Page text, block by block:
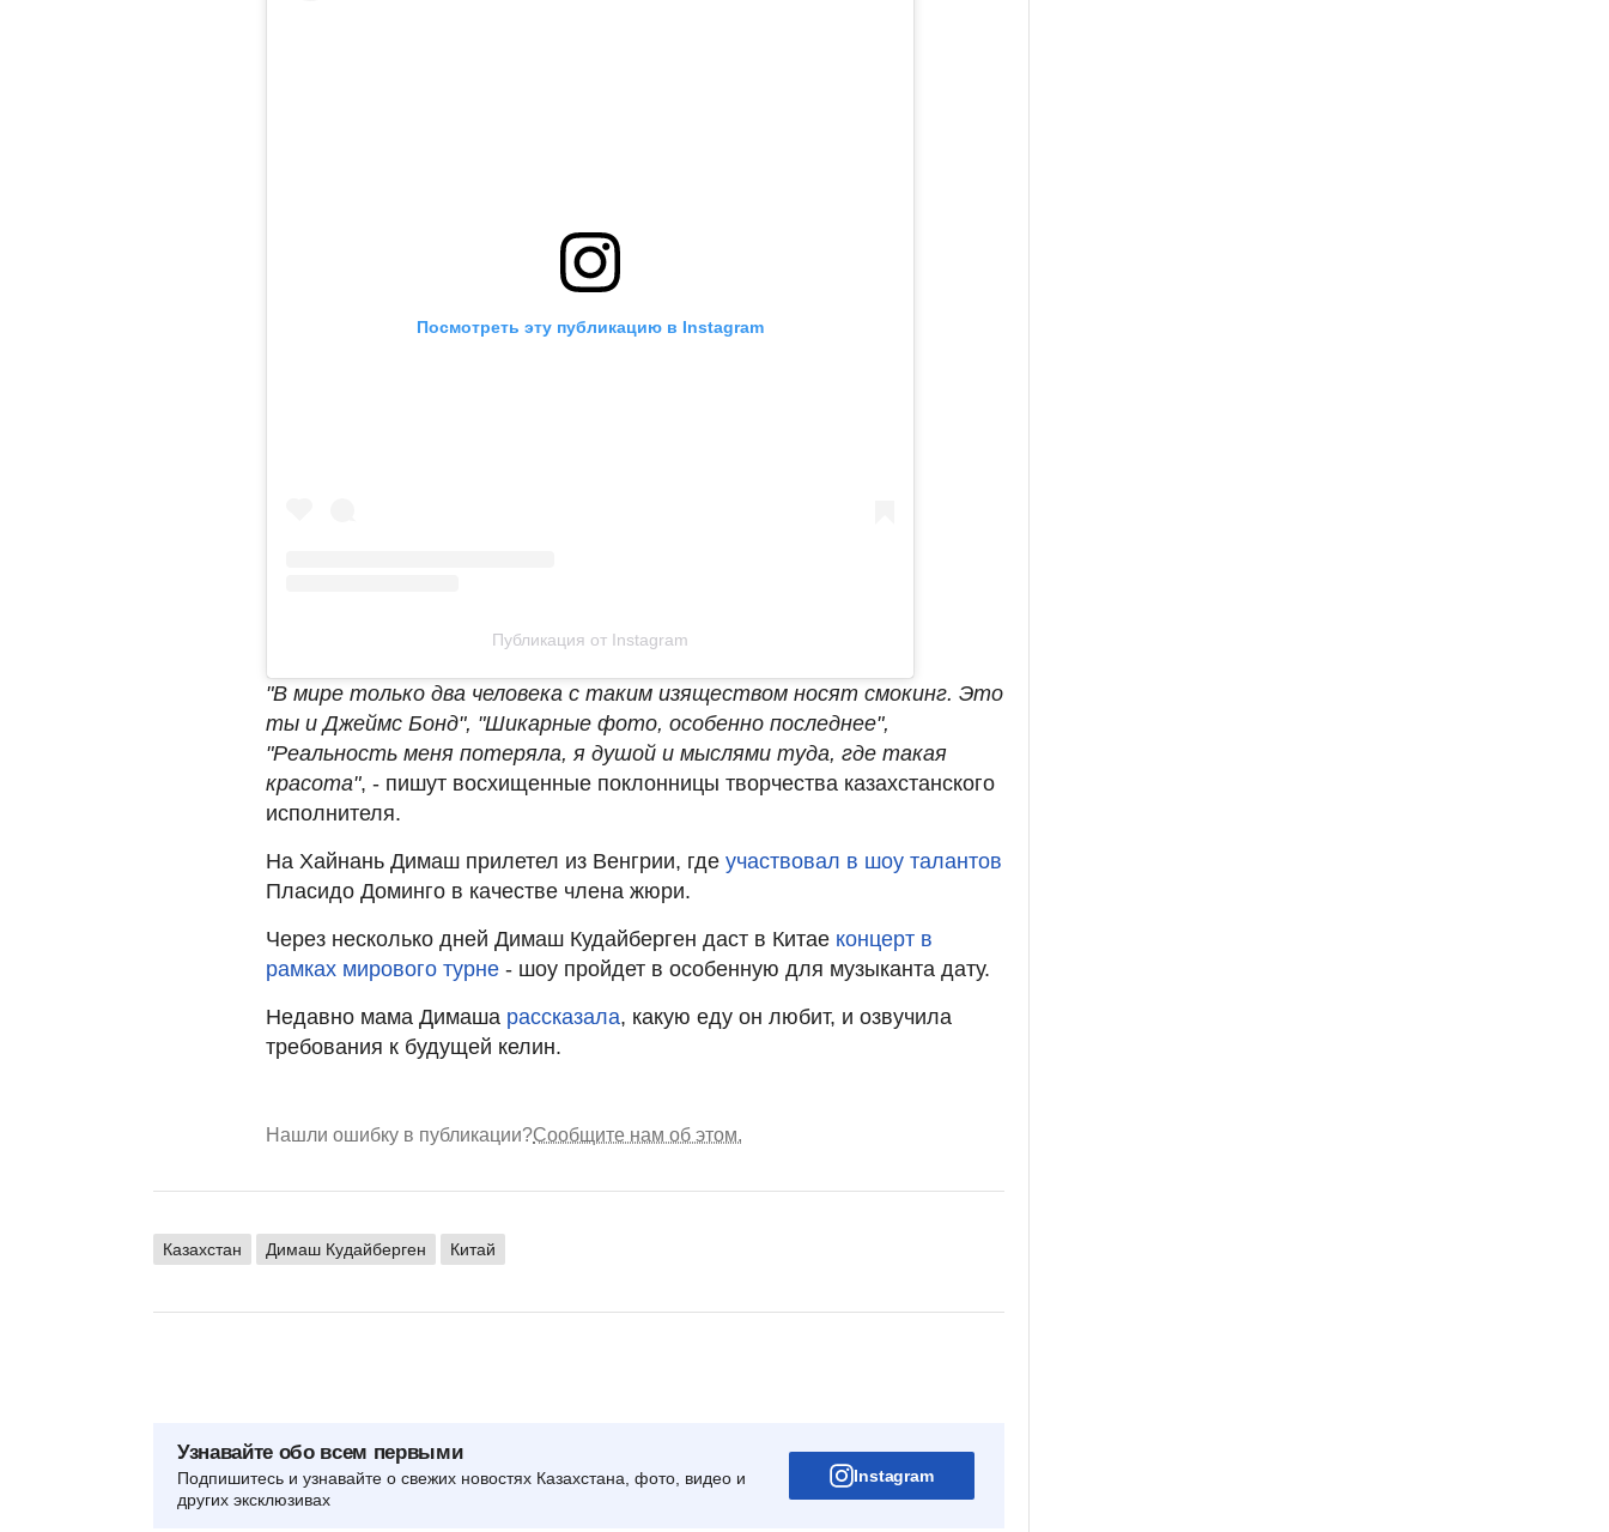
Посмотреть эту публикацию в Instagram
Публикация от Instagram
"В мире только два человека с таким изяществом носят смокинг. Это
ты и Джеймс Бонд", "Шикарные фото, особенно последнее",
"Реальность меня потеряла, я душой и мыслями туда, где такая
красота", - пишут восхищенные поклонницы творчества казахстанского
исполнителя.
На Хайнань Димаш прилетел из Венгрии, где участвовал в шоу талантов
Пласидо Доминго в качестве члена жюри.
Через несколько дней Димаш Кудайберген даст в Китае концерт в
рамках мирового турне - шоу пройдет в особенную для музыканта дату.
Недавно мама Димаша рассказала, какую еду он любит, и озвучила
требования к будущей келин.
Нашли ошибку в публикации?Сообщите нам об этом.
Казахстан Димаш Кудайберген Китай
Узнавайте обо всем первыми
Подпишитесь и узнавайте о свежих новостях Казахстана, фото, видео и
других эксклюзивах
Instagram